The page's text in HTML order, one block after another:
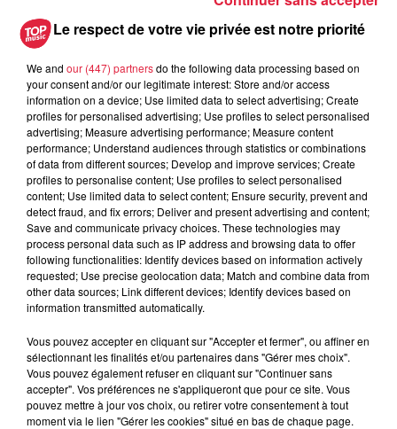
Tarif Gratuit
Les Anodins passent le Rhin !
Et découvrent un nouveau terrain de jeu : le O’Kivu,
restaurant africain qui les accueille pour la toute première
fois.
Ils y apportent avec eux leur fantaisie, leur poésie et leur
imagination, dans un spectacle improvisé et forcément
exotique.
Alors, currywurst ou patates douces ?
Pour le savoir, 3, 2, A… nodins !
https://lesanodins.com/2024/11/11/les-anodins-passent-le-
rhin/
Le respect de votre vie privée est notre priorité
We and our (447) partnersdo the following data processing based on
your consent and/or our legitimate interest: Store and/or access
information on a device; Use limited data to select advertising; Create
profiles for personalised advertising; Use profiles to select personalised
advertising; Measure advertising performance; Measure content
performance; Understand audiences through statistics or combinations
of data from different sources; Develop and improve services; Create
profiles to personalise content; Use profiles to select personalised
content; Use limited data to select content; Ensure security, prevent and
detect fraud, and fix errors; Deliver and present advertising and content;
Save and communicate privacy choices. These technologies may
process personal data such as IP address and browsing data to offer
following functionalities: Identify devices based on information actively
requested; Use precise geolocation data; Match and combine data from
other data sources; Link different devices; Identify devices based on
information transmitted automatically.
Vous pouvez accepter en cliquant sur "Accepter et fermer", ou affiner en
sélectionnant les finalités et/ou partenaires dans "Gérer mes choix".
Vous pouvez également refuser en cliquant sur "Continuer sans
accepter". Vos préférences ne s'appliqueront que pour ce site. Vous
pouvez mettre à jour vos choix, ou retirer votre consentement à tout
moment via le lien "Gérer les cookies" situé en bas de chaque page.